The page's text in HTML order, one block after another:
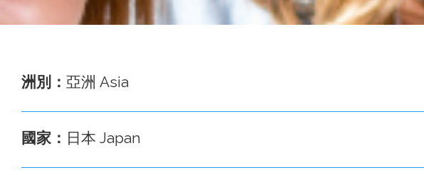
洲別： 亞洲 Asia
國家： 日本 Japan